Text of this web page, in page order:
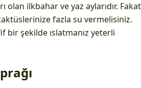
olan ilkbahar ve yaz aylarıdır. Fakat
fazla su vermelisiniz.
bir şekilde ıslatmanız yeterli